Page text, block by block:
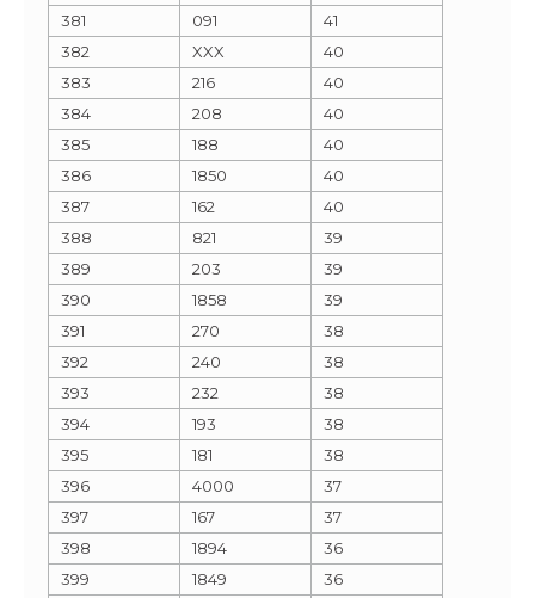
381
091
41
382
XXX
40
383
216
40
384
208
40
385
188
40
386
1850
40
387
162
40
388
821
39
389
203
39
390
1858
39
391
270
38
392
240
38
393
232
38
394
193
38
395
181
38
396
4000
37
397
167
37
398
1894
36
399
1849
36